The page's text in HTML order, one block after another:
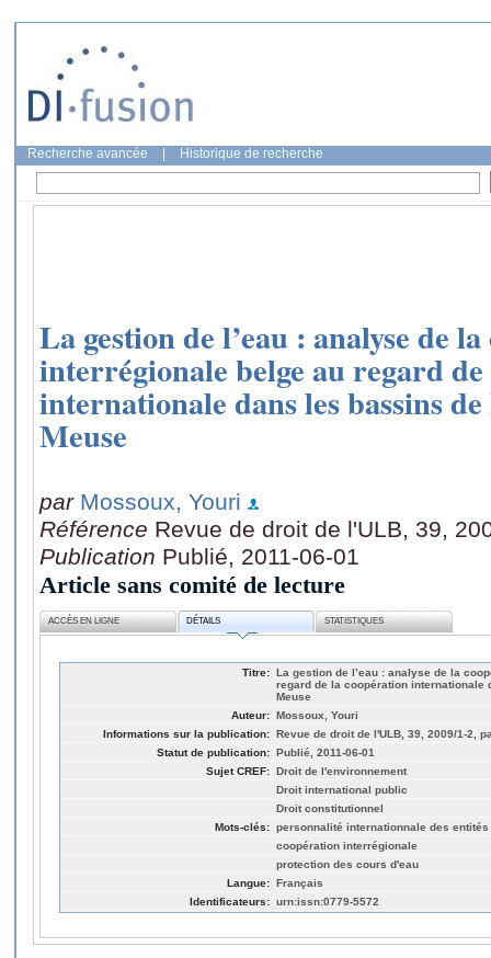
Recherche avancée Historique de recherche
La gestion de l’eau : analyse de
interrégionale belge au regard
internationale dans les bassins
Meuse
par Mossoux, Youri
Référence Revue de droit de l'ULB, 39,
Publication Publié, 2011-06-01
Article sans comité de lecture
ACCÈS EN LIGNE DÉTAILS STATISTIQUES
Titre: La gestion de l’eau : analyse de la
regard de la coopération internationale
Meuse
Auteur: Mossoux, Youri
Informations sur la publication: Revue de droit de l'ULB, 39, 2009/1-2,
Statut de publication: Publié, 2011-06-01
Sujet CREF: Droit de l'environnement
Droit international public
Droit constitutionnel
Mots-clés: personnalité internationnale des entités
coopération interrégionale
protection des cours d'eau
Langue: Français
Identificateurs: urn:issn:0779-5572